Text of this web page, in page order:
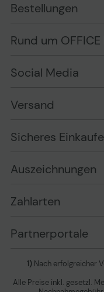
Wissen mit OP
Markenshops
Garantiearten
Information zur
Vertrag widerrufen
Bestellungen
Versand im Namen
Muster-
Sicheres Einkaufen
AGB
Rund um
Stellenangebote
Playox.de
Presse
Impressum
Zu den
Erklärung zur
Ansprechpartner
Social Media
Versand
Sicheres
Auszeichnungen
Zahlarten
Partnerportale
1) Nach erfolgreicher
Alle Preise inkl. gesetzl.